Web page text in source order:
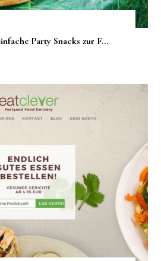
Party Snacks zur F...